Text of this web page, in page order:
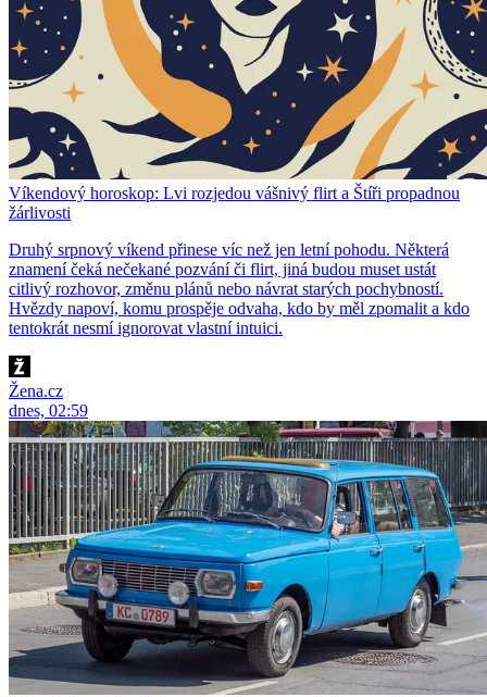
Víkendový horoskop: Lvi rozjedou vášnivý flirt a Štíři propadnou
žárlivosti
Druhý srpnový víkend přinese víc než jen letní pohodu. Některá
znamení čeká nečekané pozvání či flirt, jiná budou muset ustát
citlivý rozhovor, změnu plánů nebo návrat starých pochybností.
Hvězdy napoví, komu prospěje odvaha, kdo by měl zpomalit a kdo
tentokrát nesmí ignorovat vlastní intuici.
Žena.cz
dnes, 02:59